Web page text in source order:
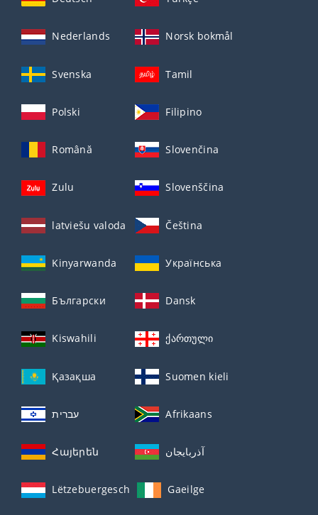
Nederlands Norsk bokmål
Svenska Tamil
Polski Filipino
Română Slovenčina
Zulu Slovenščina
latviešu valoda Čeština
Kinyarwanda Українська
Български Dansk
Kiswahili ქართული
Қазақша Suomen kieli
עברית Afrikaans
Հայերեն آذربايجان
Lëtzebuergesch Gaeilge